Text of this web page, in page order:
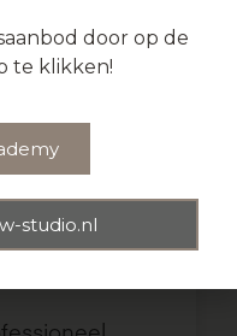
door op de
te klikken!
studio.nl